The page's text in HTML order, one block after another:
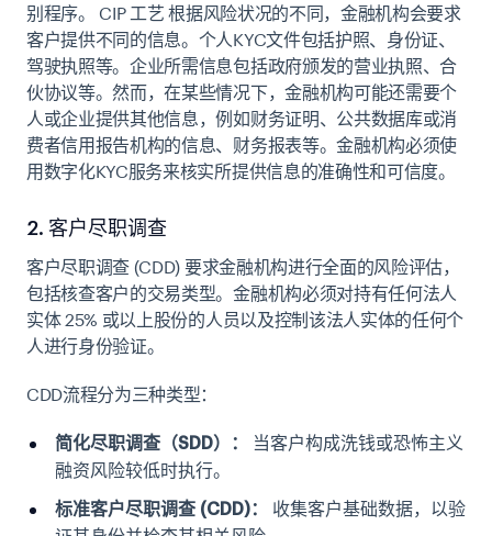
别程序。 CIP 工艺 根据风险状况的不同，金融机构会要求
客户提供不同的信息。个人KYC文件包括护照、身份证、
驾驶执照等。企业所需信息包括政府颁发的营业执照、合
伙协议等。然而，在某些情况下，金融机构可能还需要个
人或企业提供其他信息，例如财务证明、公共数据库或消
费者信用报告机构的信息、财务报表等。金融机构必须使
用数字化KYC服务来核实所提供信息的准确性和可信度。
2. 客户尽职调查
客户尽职调查 (CDD) 要求金融机构进行全面的风险评估，
包括核查客户的交易类型。金融机构必须对持有任何法人
实体 25% 或以上股份的人员以及控制该法人实体的任何个
人进行身份验证。
CDD流程分为三种类型：
简化尽职调查（SDD）：
当客户构成洗钱或恐怖主义
融资风险较低时执行。
标准客户尽职调查 (CDD)：
收集客户基础数据，以验